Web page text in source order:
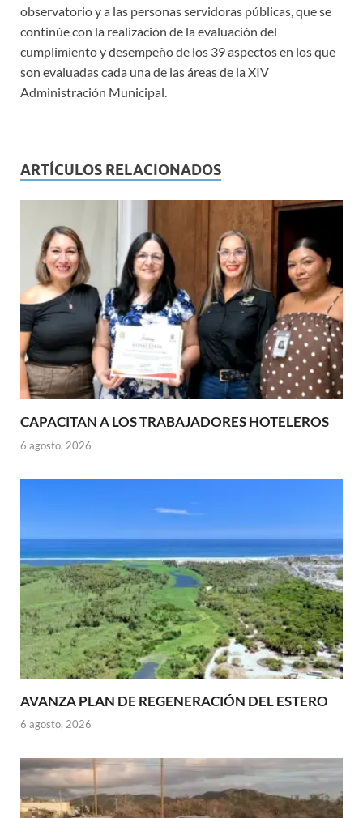
observatorio y a las personas servidoras públicas, que se
continúe con la realización de la evaluación del
cumplimiento y desempeño de los 39 aspectos en los que
son evaluadas cada una de las áreas de la XIV
Administración Municipal.
ARTÍCULOS RELACIONADOS
CAPACITAN A LOS TRABAJADORES HOTELEROS
6 agosto, 2026
AVANZA PLAN DE REGENERACIÓN DEL ESTERO
6 agosto, 2026